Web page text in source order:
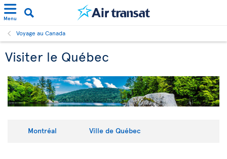
Menu
Voyage au Canada
Visiter le Québec
Montréal Ville de Québec